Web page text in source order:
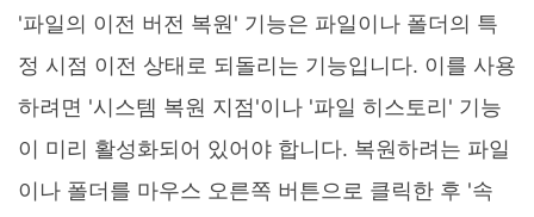
'파일의 이전 버전 복원' 기능은 파일이나 폴더의 특
정 시점 이전 상태로 되돌리는 기능입니다. 이를 사용
하려면 '시스템 복원 지점'이나 '파일 히스토리' 기능
이 미리 활성화되어 있어야 합니다. 복원하려는 파일
이나 폴더를 마우스 오른쪽 버튼으로 클릭한 후 '속